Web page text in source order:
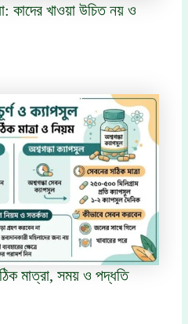
কাদের খাওয়া উচিত নয় ও
মাত্রা, সময় ও পদ্ধতি